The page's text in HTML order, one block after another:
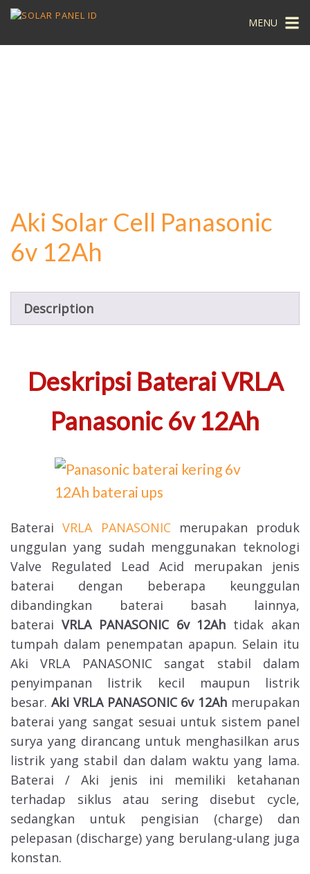
MENU
Aki Solar Cell Panasonic
6v 12Ah
Description
Deskripsi Baterai VRLA
Panasonic 6v 12Ah
BateraiVRLA PANASONICmerupakan produk
unggulan yang sudah menggunakan teknologi
Valve Regulated Lead Acid merupakan jenis
baterai dengan beberapa keunggulan
dibandingkan baterai basah lainnya,
baterai VRLA PANASONIC 6v 12Ah tidak akan
tumpah dalam penempatan apapun. Selain itu
Aki VRLA PANASONIC sangat stabil dalam
penyimpanan listrik kecil maupun listrik
besar. Aki VRLA PANASONIC 6v 12Ah merupakan
baterai yang sangat sesuai untuk sistem panel
surya yang dirancang untuk menghasilkan arus
listrik yang stabil dan dalam waktu yang lama.
Baterai / Aki jenis ini memiliki ketahanan
terhadap siklus atau sering disebut cycle,
sedangkan untuk pengisian (charge) dan
pelepasan (discharge) yang berulang-ulang juga
konstan.